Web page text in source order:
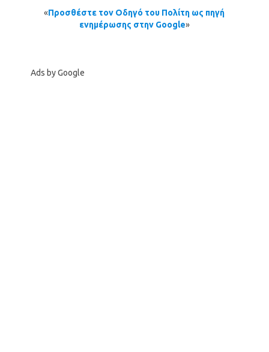
«Προσθέστε τον Οδηγό του Πολίτη ως πηγή
ενημέρωσης στην Google»
Ads by Google